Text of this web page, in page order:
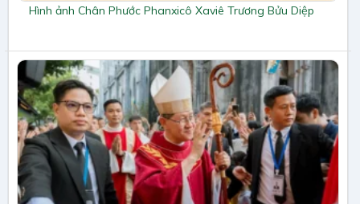
Hình ảnh Chân Phước Phanxicô Xaviê Trương Bửu Diệp